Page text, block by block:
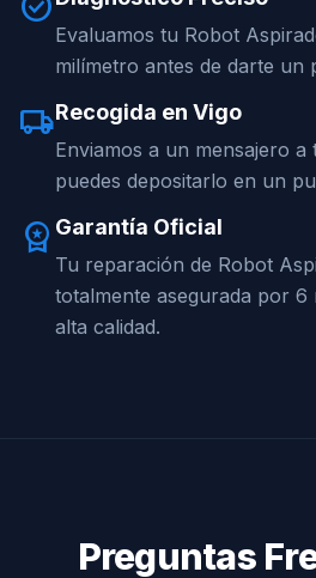
Evaluamos tu Robot
milímetro antes de darte un
local_shippingRecogida en Vigo
Enviamos a un mensajero
puedes depositarlo en un
workspace_premium Garantía Oficial
Tu reparación de Robot
totalmente asegurada por 6
alta calidad.
Preguntas